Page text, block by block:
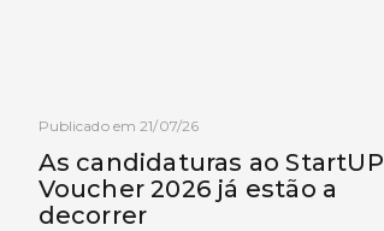
Publicado em 21/07/26
As candidaturas ao StartUP
Voucher 2026 já estão a
decorrer